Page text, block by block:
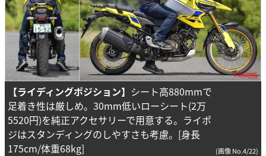
【ライディングポジション】 シート高880mmで
足着き性は厳しめ。30mm低いローシート(2万
5520円)を純正アクセサリーで用意する。ライポ
ジはスタンディングのしやすさも考慮。[身長
175cm/体重68kg]
(画像 No.4/22)